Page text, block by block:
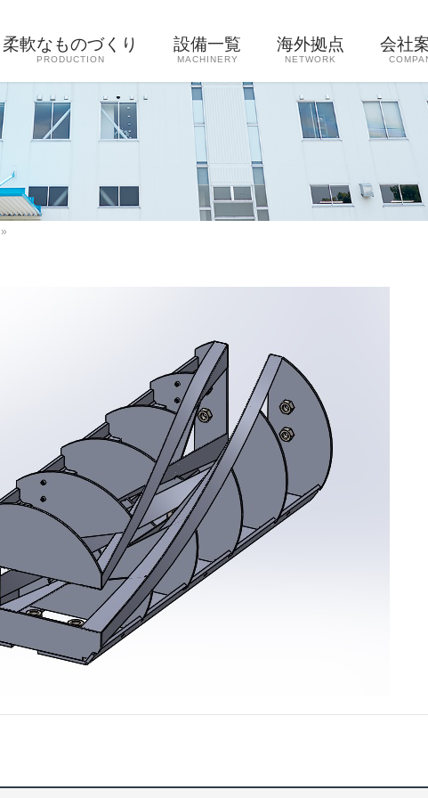
柔軟なものづくり
PRODUCTION
設備一覧
MACHINERY
海外拠点
NETWORK
会社
»